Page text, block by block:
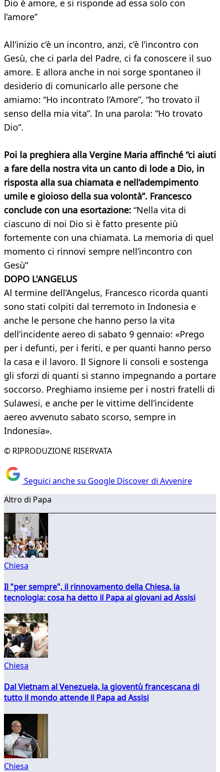
Dio è amore, e si risponde ad essa solo con
l’amore”
All’inizio c’è un incontro, anzi, c’è l’incontro con
Gesù, che ci parla del Padre, ci fa conoscere il suo
amore. E allora anche in noi sorge spontaneo il
desiderio di comunicarlo alle persone che
amiamo: “Ho incontrato l’Amore”, “ho trovato il
senso della mia vita”. In una parola: “Ho trovato
Dio”.
Poi la preghiera alla Vergine Maria affinché “ci aiuti
a fare della nostra vita un canto di lode a Dio, in
risposta alla sua chiamata e nell’adempimento
umile e gioioso della sua volontà”. Francesco
conclude con una esortazione: “Nella vita di
ciascuno di noi Dio si è fatto presente più
fortemente con una chiamata. La memoria di quel
momento ci rinnovi sempre nell’incontro con
Gesù”
DOPO L'ANGELUS
Al termine dell’Angelus, Francesco ricorda quanti
sono stati colpiti dal terremoto in Indonesia e
anche le persone che hanno perso la vita
dell’incidente aereo di sabato 9 gennaio: «Prego
per i defunti, per i feriti, e per quanti hanno perso
la casa e il lavoro. Il Signore li consoli e sostenga
gli sforzi di quanti si stanno impegnando a portare
soccorso. Preghiamo insieme per i nostri fratelli di
Sulawesi, e anche per le vittime dell’incidente
aereo avvenuto sabato scorso, sempre in
Indonesia».
© RIPRODUZIONE RISERVATA
Seguici anche su Google Discover di Avvenire
Altro di Papa
Chiesa
Il "per sempre", il rinnovamento della Chiesa, la
tecnologia: cosa ha detto il Papa ai giovani ad Assisi
Chiesa
Dal Vietnam al Venezuela, la gioventù francescana di
tutto il mondo attende il Papa ad Assisi
Chiesa